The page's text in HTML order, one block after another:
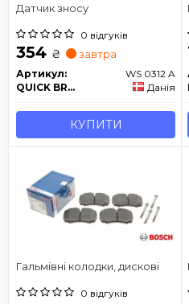
Датчик зносу
0 відгуків
354 ₴ завтра
Артикул:
WS 0312 A
QUICK BRAKE
Данія
КУПИТИ
Гальмівні колодки, дискові
0 відгуків